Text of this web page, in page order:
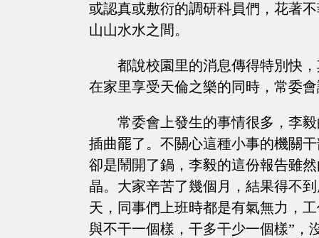
或認真或敷衍的調研科員們，花著
山山水水之間。
都說校園里的消息傳得特別快
在家里享受天倫之樂的同時，常委
常委會上發生的事情很多，李
插曲罷了。不關心這種小事的機關
卻是鬧開了鍋，李毅的這份報告雖
晶。大家辛苦了幾個月，結果得不
天，同事們上班時都是有氣無力，
與不干一個樣，干多干少一個樣”，